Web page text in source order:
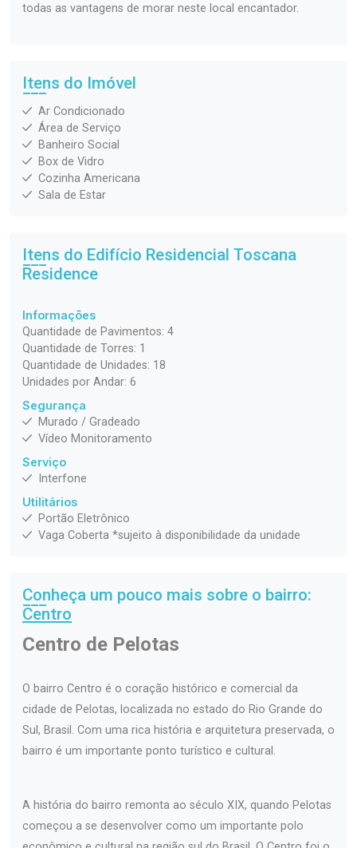
todas as vantagens de morar neste local encantador.
Itens do Imóvel
Ar Condicionado
Área de Serviço
Banheiro Social
Box de Vidro
Cozinha Americana
Sala de Estar
Itens do Edifício Residencial Toscana
Residence
Informações
Quantidade de Pavimentos: 4
Quantidade de Torres: 1
Quantidade de Unidades: 18
Unidades por Andar: 6
Segurança
Murado / Gradeado
Vídeo Monitoramento
Serviço
Interfone
Utilitários
Portão Eletrônico
Vaga Coberta *sujeito à disponibilidade da unidade
Conheça um pouco mais sobre o bairro:
Centro
Centro de Pelotas
O bairro Centro é o coração histórico e comercial da
cidade de Pelotas, localizada no estado do Rio Grande do
Sul, Brasil. Com uma rica história e arquitetura preservada, o
bairro é um importante ponto turístico e cultural.
A história do bairro remonta ao século XIX, quando Pelotas
começou a se desenvolver como um importante polo